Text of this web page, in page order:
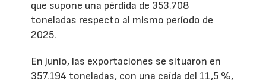
que supone una pérdida de 353.708
toneladas respecto al mismo período de
2025.
En junio, las exportaciones se situaron en
357.194 toneladas, con una caída del 11,5 %,